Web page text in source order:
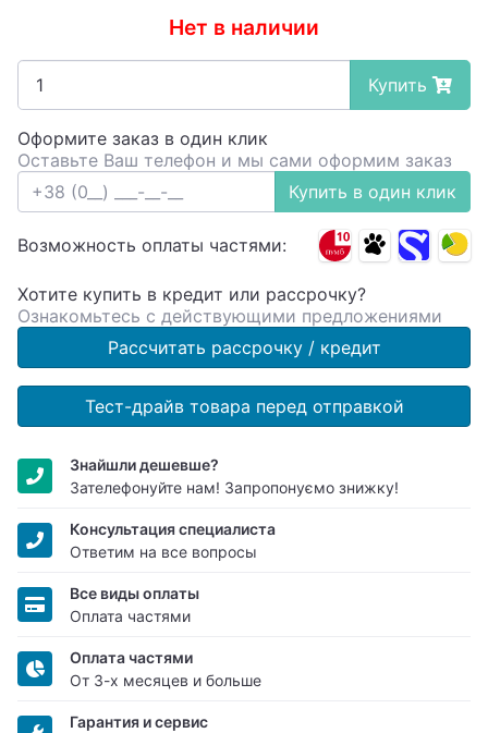
Нет в наличии
Купить
Оформите заказ в один клик
Оставьте Ваш телефон и мы сами оформим заказ
Купить в один клик
Возможность оплаты частями:
Хотите купить в кредит или рассрочку?
Ознакомьтесь с действующими предложениями
Рассчитать рассрочку / кредит
Тест-драйв товара перед отправкой
Знайшли дешевше?
Зателефонуйте нам! Запропонуємо знижку!
Консультация специалиста
Ответим на все вопросы
Все виды оплаты
Оплата частями
Оплата частями
От 3-х месяцев и больше
Гарантия и сервис